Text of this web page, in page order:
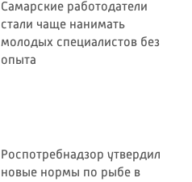
Самарские работодатели
стали чаще нанимать
молодых специалистов без
опыта
Роспотребнадзор утвердил
новые нормы по рыбе в